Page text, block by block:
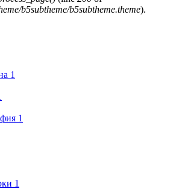
b5subtheme/b5subtheme.theme).
1
1
1